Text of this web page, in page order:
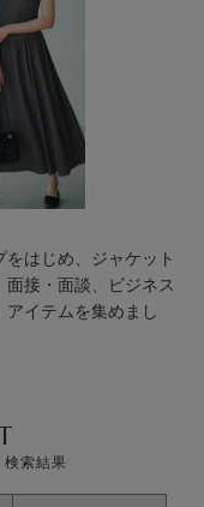
をはじめ、ジャケット
接・面談、ビジネス
イテムを集めまし
索結果